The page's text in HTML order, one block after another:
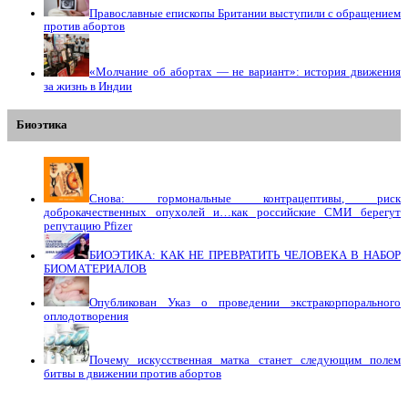
Православные епископы Британии выступили с обращением
против абортов
«Молчание об абортах — не вариант»: история движения
за жизнь в Индии
Биоэтика
Снова: гормональные контрацептивы, риск
доброкачественных опухолей и…как российские СМИ берегут
репутацию Pfizer
БИОЭТИКА: КАК НЕ ПРЕВРАТИТЬ ЧЕЛОВЕКА В НАБОР
БИОМАТЕРИАЛОВ
Опубликован Указ о проведении экстракорпорального
оплодотворения
Почему искусственная матка станет следующим полем
битвы в движении против абортов